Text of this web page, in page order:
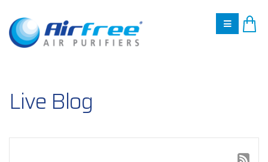
Live Blog